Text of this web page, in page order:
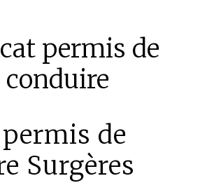
permis de
conduire
de
Surgères